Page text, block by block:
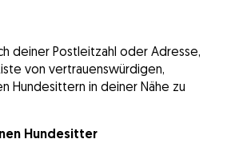
deiner Postleitzahl oder Adresse,
von vertrauenswürdigen,
Hundesittern in deiner Nähe zu
Hundesitter